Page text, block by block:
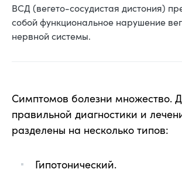
ВСД (вегето-сосудистая дистония)
собой функциональное нарушение
нервной системы.
Симптомов болезни множество.
правильной диагностики и
разделены на несколько типов:
Гипотонический.